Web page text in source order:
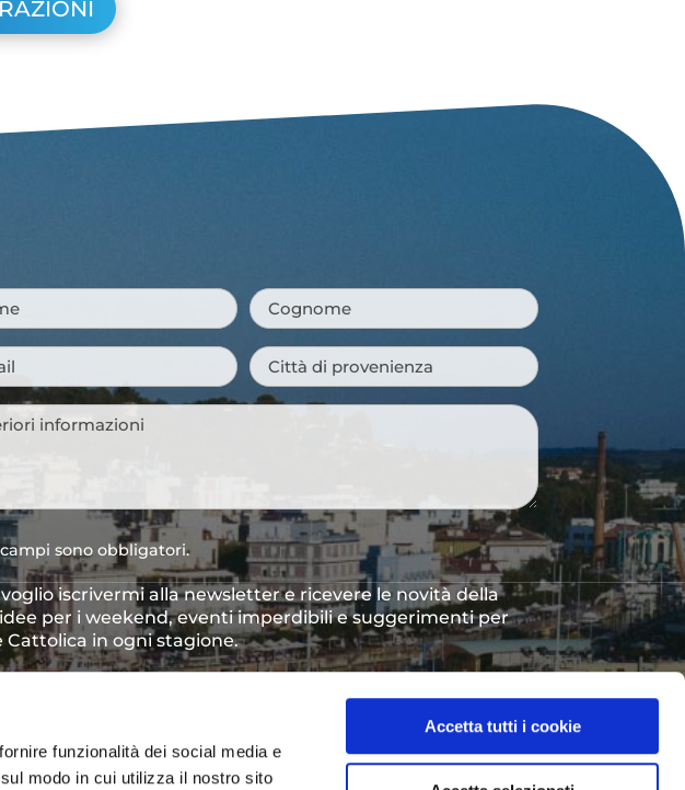
funzionalità dei social media e
modo in cui utilizza il nostro sito
Accetta tutti i cookie
* Cognome *
*
Città
di
*
sono obbligatori.
voglio iscrivermi alla newsletter e ricevere le novità della
per i weekend, eventi imperdibili e suggerimenti per
Cattolica in ogni stagione.